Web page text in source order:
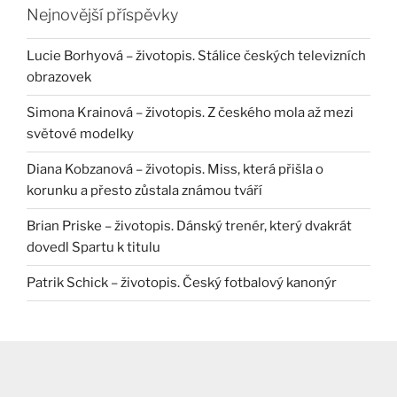
Nejnovější příspěvky
Lucie Borhyová – životopis. Stálice českých televizních
obrazovek
Simona Krainová – životopis. Z českého mola až mezi
světové modelky
Diana Kobzanová – životopis. Miss, která přišla o
korunku a přesto zůstala známou tváří
Brian Priske – životopis. Dánský trenér, který dvakrát
dovedl Spartu k titulu
Patrik Schick – životopis. Český fotbalový kanonýr